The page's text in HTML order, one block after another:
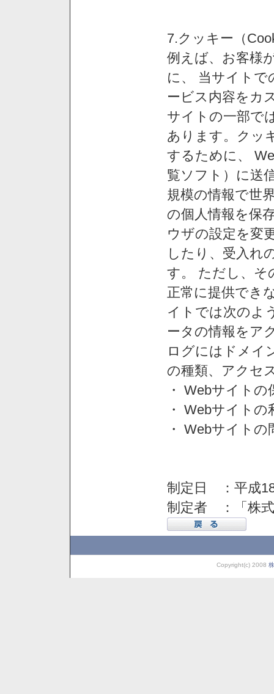
7.クッキー（
例えば、お客様
に、 当サイトで
ービス内容をカ
サイトの一部で
あります。クッ
するために、
覧ソフト）に送
規模の情報で世
の個人情報を保
ウザの設定を変
したり、受入れ
す。 ただし、そ
正常に提供でき
イトでは次のよ
ータの情報をア
ログにはドメイ
の種類、アクセ
・ Webサイトの
・ Webサイト
・ Webサイト
制定日 ：平成
制定者 ：「株
Copyright(c) 2008